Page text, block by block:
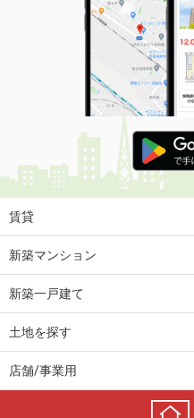
賃貸
新築マンション
新築一戸建て
土地を探す
店舗/事業用